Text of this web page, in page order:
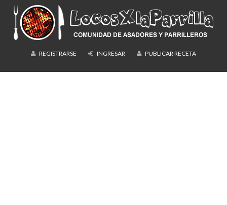
REGISTRARSE INGRESAR PUBLICAR RECETA